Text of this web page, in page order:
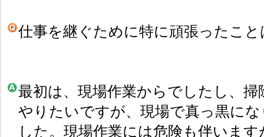
仕事を継ぐために特に頑張ったこ
最初は、現場作業からでしたし、
やりたいですが、現場で真っ黒に
した。現場作業には危険も伴いま